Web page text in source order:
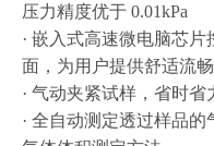
压力精度优于 0.01kPa
· 嵌入式高速微电脑芯
面，为用户提供舒适流
· 气动夹紧试样，省时
· 全自动测定透过样品